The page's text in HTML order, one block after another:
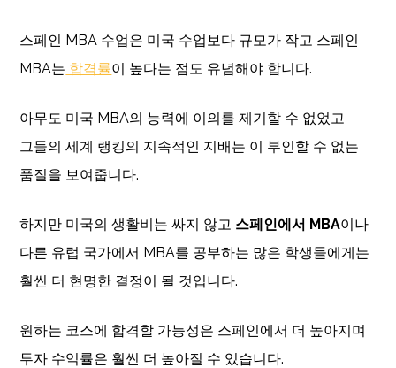
스페인 MBA 수업은 미국 수업보다 규모가 작고 스페인
MBA는 합격률이 높다는 점도 유념해야 합니다.
아무도 미국 MBA의 능력에 이의를 제기할 수 없었고
그들의 세계 랭킹의 지속적인 지배는 이 부인할 수 없는
품질을 보여줍니다.
하지만 미국의 생활비는 싸지 않고 스페인에서 MBA이나
다른 유럽 국가에서 MBA를 공부하는 많은 학생들에게는
훨씬 더 현명한 결정이 될 것입니다.
원하는 코스에 합격할 가능성은 스페인에서 더 높아지며
투자 수익률은 훨씬 더 높아질 수 있습니다.